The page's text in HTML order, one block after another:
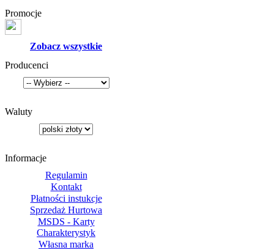
Promocje
Zobacz wszystkie
Producenci
Waluty
Informacje
Regulamin
Kontakt
Płatności instukcje
Sprzedaż Hurtowa
MSDS - Karty
Charakterystyk
Własna marka